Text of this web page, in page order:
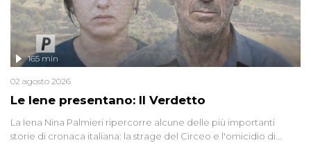
Le Iene presentano: Il Verdetto
165 min
02 agosto 2026
La Iena Nina Palmieri ripercorre alcune delle più importanti
storie di cronaca italiana: la strage del Circeo e l'omicidio di